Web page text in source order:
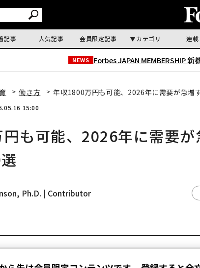
記事 人気記事 会員限定記事 カテゴリ 連載
NEWS Forbes JAPAN MEMBERSHIP 新
働き方 年収1800万円も可能、2026年に需要が急増
15:00
も可能、2026年に需要
Ph.D. | Contributor